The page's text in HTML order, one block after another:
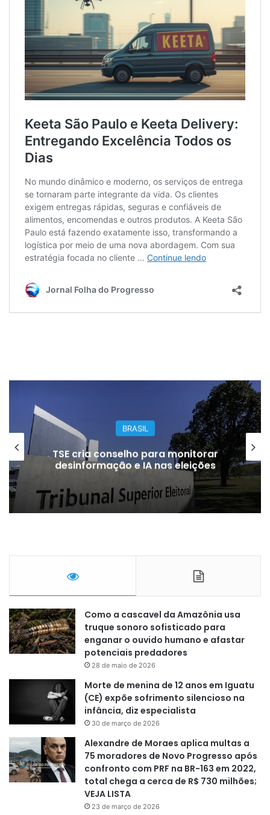
BRASIL
TSE cria conselho para monitorar
desinformação e IA nas eleições
Como a cascavel da Amazônia usa
truque sonoro sofisticado para
enganar o ouvido humano e afastar
potenciais predadores
28 de maio de 2026
Morte de menina de 12 anos em Iguatu
(CE) expõe sofrimento silencioso na
infância, diz especialista
30 de março de 2026
Alexandre de Moraes aplica multas a
75 moradores de Novo Progresso após
confronto com PRF na BR-163 em 2022,
total chega a cerca de R$ 730 milhões;
VEJA LISTA
23 de março de 2026